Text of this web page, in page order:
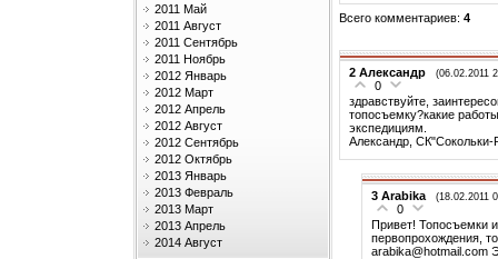
2011 Май
2011 Август
2011 Сентябрь
2011 Ноябрь
2012 Январь
2012 Март
2012 Апрель
2012 Август
2012 Сентябрь
2012 Октябрь
2013 Январь
2013 Февраль
2013 Март
2013 Апрель
2014 Август
Всего комментариев: 4
2 Александр (06.02.2011
0
здравствуйте,
топосъемку?какие
экспедициям.
Александр,
3 Arabika (18.02.2011
0
Привет! Топосъемки
первопрохождения,
arabika@hotmail.com